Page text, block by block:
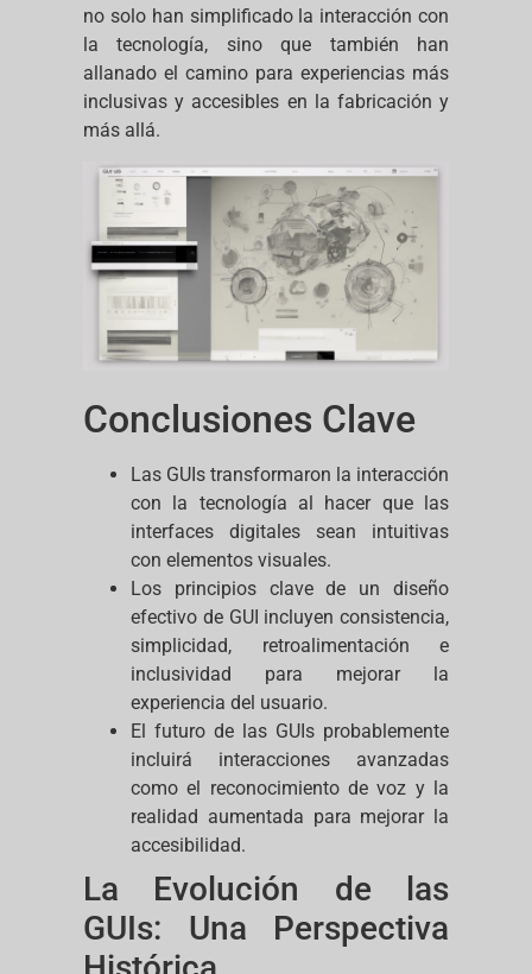
no solo han simplificado la interacción con
la tecnología, sino que también han
allanado el camino para experiencias más
inclusivas y accesibles en la fabricación y
más allá.
Conclusiones Clave
Las GUIs transformaron la interacción
con la tecnología al hacer que las
interfaces digitales sean intuitivas
con elementos visuales.
Los principios clave de un diseño
efectivo de GUI incluyen consistencia,
simplicidad, retroalimentación e
inclusividad para mejorar la
experiencia del usuario.
El futuro de las GUIs probablemente
incluirá interacciones avanzadas
como el reconocimiento de voz y la
realidad aumentada para mejorar la
accesibilidad.
La Evolución de las
GUIs: Una Perspectiva